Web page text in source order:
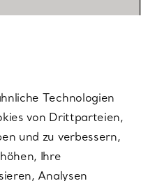
Technologien
von Drittparteien,
und zu verbessern,
Ihre
Analysen